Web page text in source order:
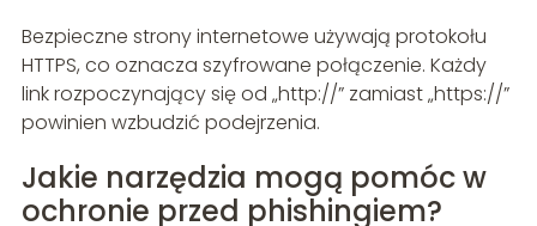
Bezpieczne strony internetowe używają protokołu
HTTPS, co oznacza szyfrowane połączenie. Każdy
link rozpoczynający się od „http://” zamiast „https://”
powinien wzbudzić podejrzenia.
Jakie narzędzia mogą pomóc w
ochronie przed phishingiem?